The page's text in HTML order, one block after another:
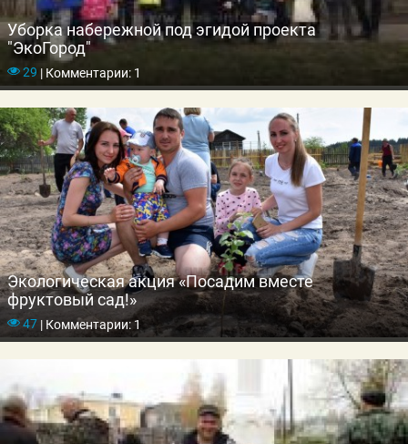
Уборка набережной под эгидой проекта
"ЭкоГород"
29 |Комментарии: 1
Экологическая акция «Посадим вместе
фруктовый сад!»
47 |Комментарии: 1